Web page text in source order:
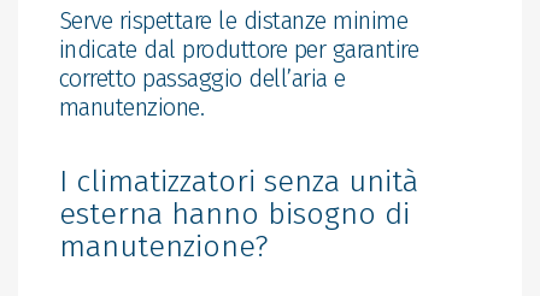
Serve rispettare le distanze minime
indicate dal produttore per garantire
corretto passaggio dell’aria e
manutenzione.
I climatizzatori senza unità
esterna hanno bisogno di
manutenzione?